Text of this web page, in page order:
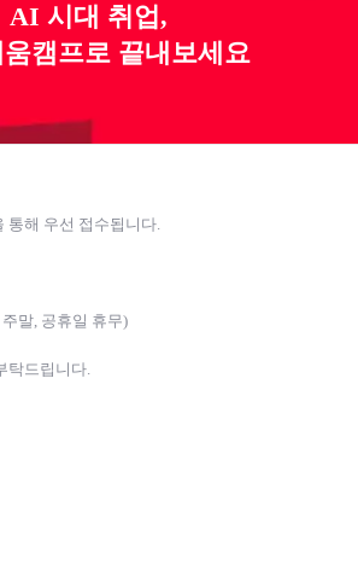
AI 시대 취업,
캠프로 끝내보세요
통해 우선 접수됩니다.
말, 공휴일 휴무)
탁드립니다.